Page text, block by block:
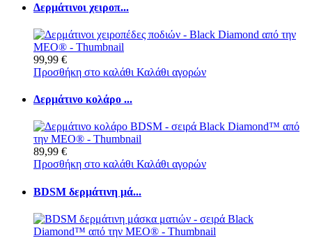
Δερμάτινοι χειροπ...
99,99 €
Προσθήκη στο καλάθι Καλάθι αγορών
Δερμάτινο κολάρο ...
89,99 €
Προσθήκη στο καλάθι Καλάθι αγορών
BDSM δερμάτινη μά...